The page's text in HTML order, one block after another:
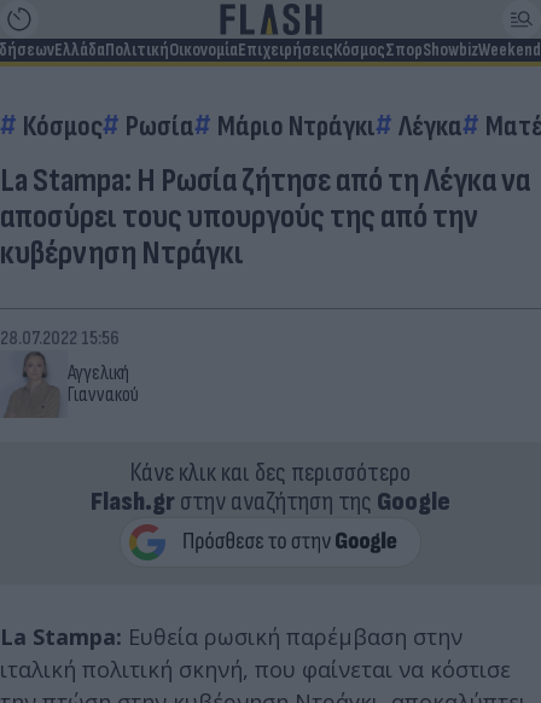
ΕλλάδαΠολιτικήΟικονομίαΕπιχειρήσειςΚόσμοςΣπορShowbizWeekend
Κόσμος Ρωσία Μάριο Ντράγκι Λέγκα
La Stampa: Η Ρωσία ζήτησε από τη Λέγκα να
αποσύρει τους υπουργούς της από την
κυβέρνηση Ντράγκι
Αγγελική
Γιαννακού
28.07.2022 15:56
Κάνε κλικ και δες περισσότερο
Flash.grστην αναζήτηση της Google
La Stampa: Eυθεία ρωσική παρέμβαση στην
ιταλική πολιτική σκηνή, που φαίνεται να κόστισε